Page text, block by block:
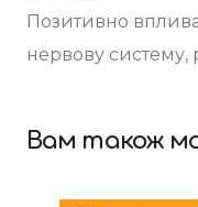
Позитивно
нервову систему,
Вам також